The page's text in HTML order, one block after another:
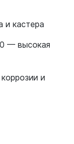
и кастера
— высокая
и